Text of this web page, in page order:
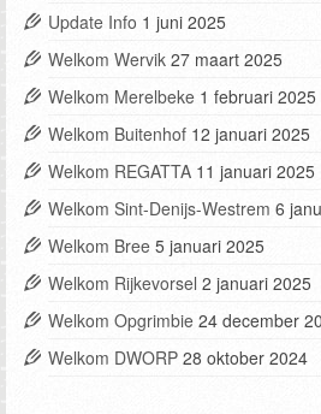
Update Info 1 juni 2025
Welkom Wervik 27 maart 2025
Welkom Merelbeke 1 februari 2025
Welkom Buitenhof 12 januari 2025
Welkom REGATTA 11 januari 2025
Welkom Sint-Denijs-Westrem 6
Welkom Bree 5 januari 2025
Welkom Rijkevorsel 2 januari 2025
Welkom Opgrimbie 24 december
Welkom DWORP 28 oktober 2024